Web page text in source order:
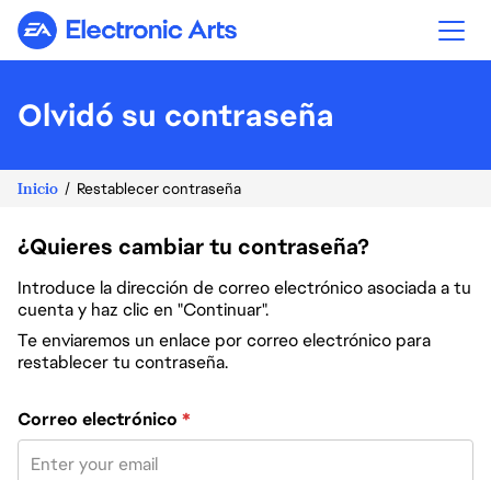
Electronic Arts
Olvidó su contraseña
Inicio Restablecer contraseña
¿Quieres cambiar tu contraseña?
Introduce la dirección de correo electrónico asociada a tu
cuenta y haz clic en "Continuar".
Te enviaremos un enlace por correo electrónico para
restablecer tu contraseña.
Restablece la contraseña con tu correo electrónico
Correo electrónico *